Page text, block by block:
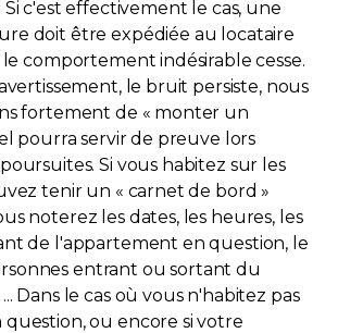
c'est effectivement le cas, une
doit être expédiée au locataire
comportement indésirable cesse.
le bruit persiste, nous
fortement de « monter un
pourra servir de preuve lors
Si vous habitez sur les
tenir un « carnet de bord »
noterez les dates, les heures, les
de l'appartement en question, le
entrant ou sortant du
Dans le cas où vous n'habitez pas
question, ou encore si votre